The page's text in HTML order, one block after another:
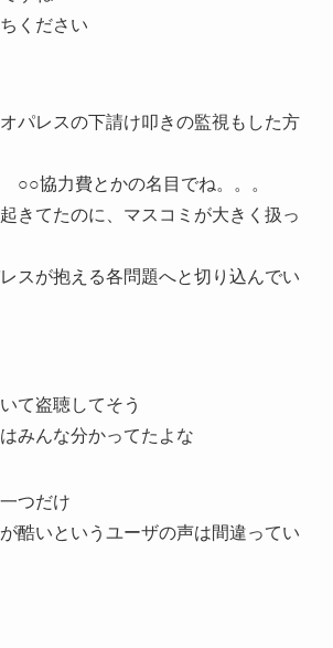
ください
パレスの下請け叩きの監視もした方
○○協力費とかの名目でね。。。
きてたのに、マスコミが大きく扱っ
スが抱える各問題へと切り込んでい
て盗聴してそう
みんな分かってたよな
つだけ
酷いというユーザの声は間違ってい